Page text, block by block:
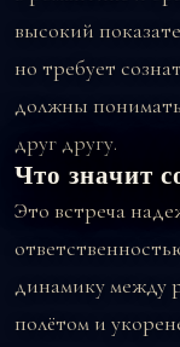
высокий
но требует
должны
друг другу.
Что значит
Это встреча
динамику между
полётом и